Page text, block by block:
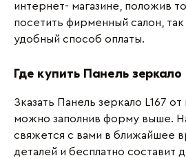
интернет- магазине, положив
посетить фирменный салон,
удобный способ оплаты.
Где купить Панель зеркало
Зказать Панель зеркало L167 от
можно заполнив форму выше.
свяжется с вами в ближайшее
деталей и бесплатно составит